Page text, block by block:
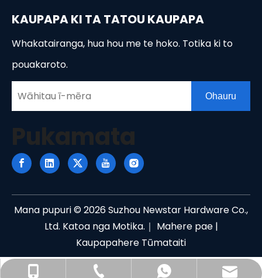
+86- 15888850335
+86-512-58155887
+86 15888850335
info@newstarhardware.com
KAUPAPA KI TA TATOU KAUPAPA
Whakatairanga, hua hou me te hoko. Totika ki to
pouakaroto.
Ohauru
Pukamata
Mana pupuri © 2026Suzhou Newstar Hardware Co.,
Ltd. Katoa nga Motika.｜ Mahere pae|
Kaupapahere Tūmataiti